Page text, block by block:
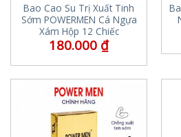
Bao Cao Su Trị Xuất Tinh
Sớm POWERMEN Cá Ngựa
Xám Hộp 12 Chiếc
180.000 ₫